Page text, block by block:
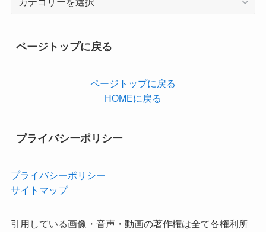
ページトップに戻る
ページトップに戻る
HOMEに戻る
プライバシーポリシー
プライバシーポリシー
サイトマップ
引用している画像・音声・動画の著作権は全て各権利所